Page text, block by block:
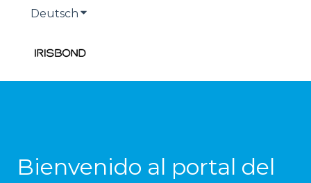
Deutsch Untermenü für Übersetzungen
Bienvenido al portal del